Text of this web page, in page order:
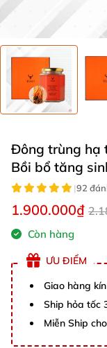
Đông trùng hạ
Bồi bổ tăng
|92
1.900.000₫
Còn hàng
ƯU ĐIỂM
Giao hàng
Ship hỏa tốc
Miễn Ship